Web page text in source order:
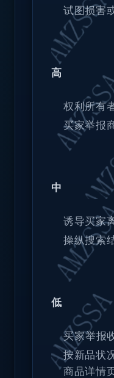
试图损害
高
权利所有
买家举报
中
诱导买家
操纵搜索
低
买家举报
按新品状
商品详情